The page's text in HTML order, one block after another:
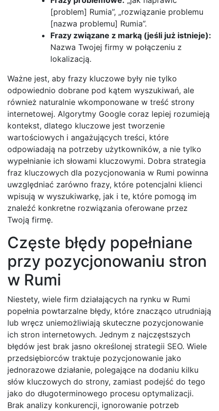
[problem] Rumia”, „rozwiązanie problemu
[nazwa problemu] Rumia”.
Frazy związane z marką (jeśli już istnieje):
Nazwa Twojej firmy w połączeniu z
lokalizacją.
Ważne jest, aby frazy kluczowe były nie tylko
odpowiednio dobrane pod kątem wyszukiwań, ale
również naturalnie wkomponowane w treść strony
internetowej. Algorytmy Google coraz lepiej rozumieją
kontekst, dlatego kluczowe jest tworzenie
wartościowych i angażujących treści, które
odpowiadają na potrzeby użytkowników, a nie tylko
wypełnianie ich słowami kluczowymi. Dobra strategia
fraz kluczowych dla pozycjonowania w Rumi powinna
uwzględniać zarówno frazy, które potencjalni klienci
wpisują w wyszukiwarkę, jak i te, które pomogą im
znaleźć konkretne rozwiązania oferowane przez
Twoją firmę.
Częste błędy popełniane
przy pozycjonowaniu stron
w Rumi
Niestety, wiele firm działających na rynku w Rumi
popełnia powtarzalne błędy, które znacząco utrudniają
lub wręcz uniemożliwiają skuteczne pozycjonowanie
ich stron internetowych. Jednym z najczęstszych
błędów jest brak jasno określonej strategii SEO. Wiele
przedsiębiorców traktuje pozycjonowanie jako
jednorazowe działanie, polegające na dodaniu kilku
słów kluczowych do strony, zamiast podejść do tego
jako do długoterminowego procesu optymalizacji.
Brak analizy konkurencji, ignorowanie potrzeb